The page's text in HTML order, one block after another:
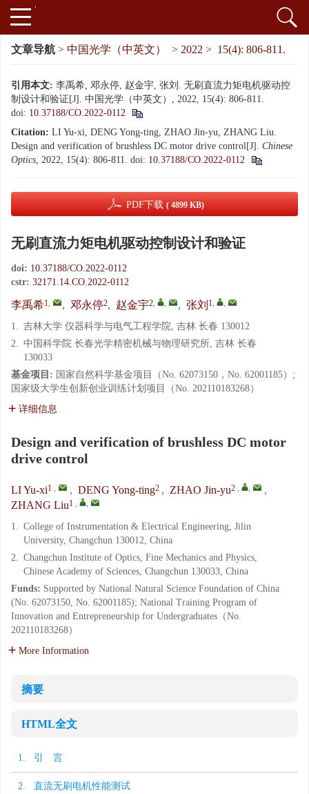
文章导航 > 中国光学（中英文） > 2022 > 15(4): 806-811.
引用本文: 李禹希, 邓永停, 赵金宇, 张刘. 无刷直流力矩电机驱动控
制设计和验证[J]. 中国光学（中英文）, 2022, 15(4): 806-811.
doi: 10.37188/CO.2022-0112
Citation: LI Yu-xi, DENG Yong-ting, ZHAO Jin-yu, ZHANG Liu.
Design and verification of brushless DC motor drive control[J]. Chinese
Optics, 2022, 15(4): 806-811. doi: 10.37188/CO.2022-0112
PDF下载 ( 4899 KB)
无刷直流力矩电机驱动控制设计和验证
doi: 10.37188/CO.2022-0112
cstr: 32171.14.CO.2022-0112
李禹希1, , 邓永停2, 赵金宇2, , , 张刘 1, ,
1. 吉林大学 仪器科学与电气工程学院, 吉林 长春 130012
2. 中国科学院 长春光学精密机械与物理研究所, 吉林 长春
130033
基金项目: 国家自然科学基金项目（No. 62073150，No. 62001185）;
国家级大学生创新创业训练计划项目（No. 202110183268）
详细信息
Design and verification of brushless DC motor
drive control
LI Yu-xi1 , , DENG Yong-ting2 , ZHAO Jin-yu2 , ,
,
ZHANG Liu1 , ,
1. College of Instrumentation & Electrical Engineering, Jilin
University, Changchun 130012, China
2. Changchun Institute of Optics, Fine Mechanics and Physics,
Chinese Academy of Sciences, Changchun 130033, China
Funds: Supported by National Natural Science Foundation of China
(No. 62073150, No. 62001185); National Training Program of
Innovation and Entrepreneurship for Undergraduates（No.
202110183268）
More Information
摘要
HTML全文
1. 引 言
2. 直流无刷电机性能测试